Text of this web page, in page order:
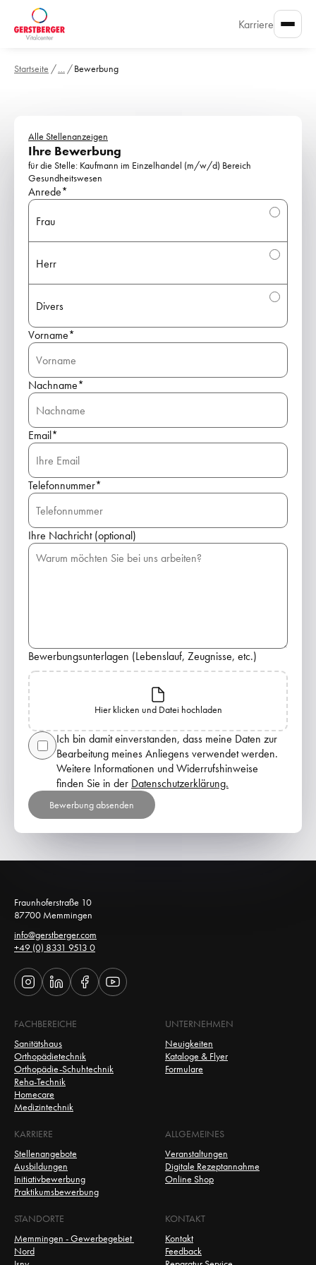
Karriere
Startseite /… /Bewerbung
Alle Stellenanzeigen
Ihre Bewerbung
für die Stelle: Kaufmann im Einzelhandel (m/w/d) Bereich
Gesundheitswesen
Anrede*
Frau
Herr
Divers
Vorname*
Nachname*
Email*
Telefonnummer*
Ihre Nachricht (optional)
Bewerbungsunterlagen (Lebenslauf, Zeugnisse, etc.)
Hier klicken und Datei hochladen
Ich bin damit einverstanden, dass meine Daten zur
Bearbeitung meines Anliegens verwendet werden.
Weitere Informationen und Widerrufshinweise
finden Sie in der Datenschutzerklärung.
Bewerbung absenden
Fraunhoferstraße 10
87700 Memmingen
info@gerstberger.com
+49 (0) 8331 9513 0
FACHBEREICHE
Sanitätshaus
Orthopädietechnik
Orthopädie-Schuhtechnik
Reha-Technik
Homecare
Medizintechnik
UNTERNEHMEN
Neuigkeiten
Kataloge & Flyer
Formulare
KARRIERE
Stellenangebote
Ausbildungen
Initiativbewerbung
Praktikumsbewerbung
ALLGEMEINES
Veranstaltungen
Digitale Rezeptannahme
Online Shop
STANDORTE
Memmingen - Gewerbegebiet
Nord
KONTAKT
Kontakt
Feedback